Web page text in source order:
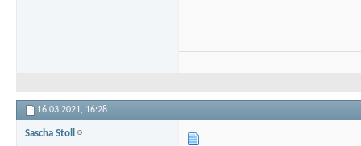
16.03.2021, 16:28
Sascha Stoll